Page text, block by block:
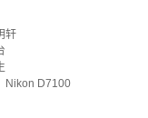
轩
Nikon D7100